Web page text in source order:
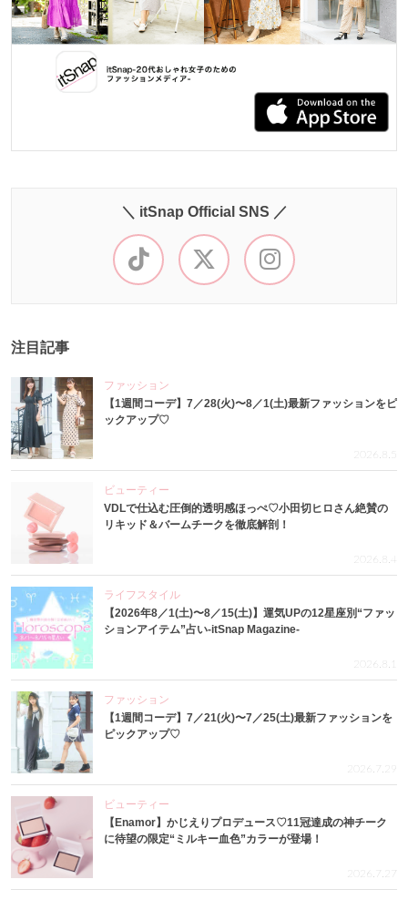
＼ itSnap Official SNS ／
注目記事
ファッション
【1週間コーデ】7／28(火)〜8／1(土)最新ファッションをピ
ックアップ♡
2026.8.5
ビューティー
VDLで仕込む圧倒的透明感ほっぺ♡小田切ヒロさん絶賛の
リキッド＆バームチークを徹底解剖！
2026.8.4
ライフスタイル
【2026年8／1(土)〜8／15(土)】運気UPの12星座別“ファッ
ションアイテム”占い-itSnap Magazine-
2026.8.1
ファッション
【1週間コーデ】7／21(火)〜7／25(土)最新ファッションを
ピックアップ♡
2026.7.29
ビューティー
【Enamor】かじえりプロデュース♡11冠達成の神チーク
に待望の限定“ミルキー血色”カラーが登場！
2026.7.27